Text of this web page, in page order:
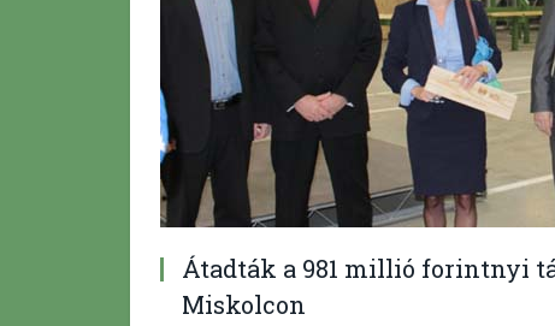
Átadták a 981 millió forintnyi
Miskolcon